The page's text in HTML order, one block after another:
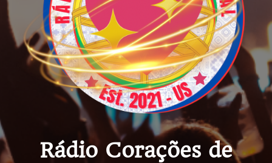
Rádio Corações de